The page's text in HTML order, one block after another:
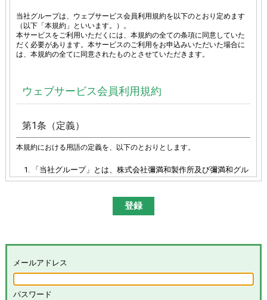
当社グループは、ウェブサービス会員利用規約を以下のとおり定めます
（以下「本規約」といいます。）。
本サービスをご利用いただくには、本規約の全ての条項に同意していた
だく必要があります。本サービスのご利用をお申込みいただいた場合に
は、本規約の全てに同意されたものとさせていただきます。
ウェブサービス会員利用規約
第1条（定義）
本規約における用語の定義を、以下のとおりとします。
「当社グループ」とは、株式会社彌満和製作所及び彌満和グル
ープ各社（株式会社やまわエンジニアリングサービス、株式会
和亜洲股份有限公司及びYAMAWA EUROPE S.p.A.）の総体又は
ト）」を意味します。
「本サービス」とは、本サイトにおける会員限定コンテンツの
提供、当社グループによる、会員に対するメールの配信その他
めます。
メールアドレス
パスワード